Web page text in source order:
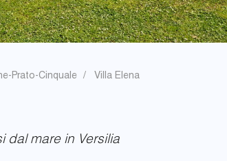
Prato-Cinquale Villa Elena
dal mare in Versilia